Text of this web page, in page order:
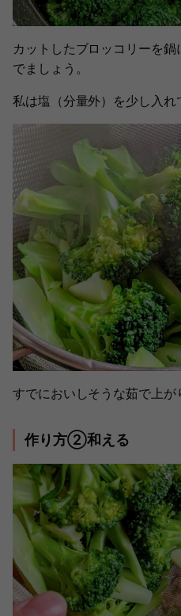
カットしたブロッコリーを
でましょう。
私は塩（分量外）を少し入れ
すでにおいしそうな茹で上が
作り方②和える